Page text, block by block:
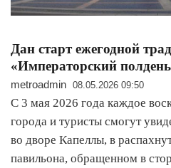
Дан старт ежегодной
«Императорский
metroadmin 08.05.2026 09:50
С 3 мая 2026 года каждое
города и туристы смогут
во дворе Капеллы, в
павильона, обращенном в